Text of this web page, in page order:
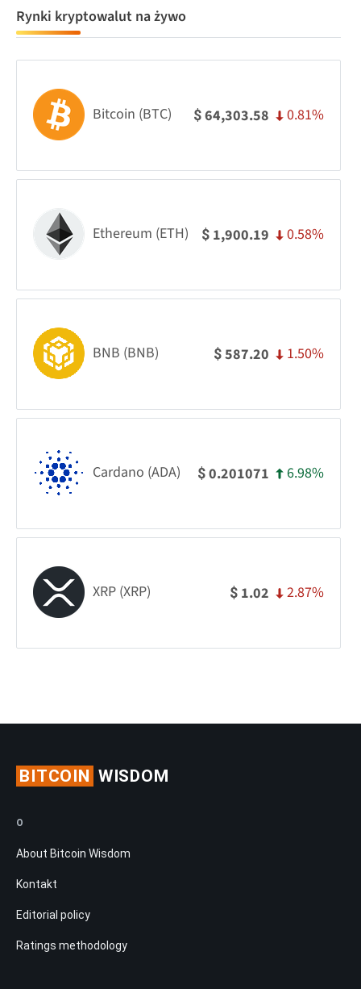
Rynki kryptowalut na żywo
Bitcoin (BTC) $64,303.58 0.81%
Ethereum (ETH) $ 1,900.19 0.58%
BNB (BNB) $587.20 1.50%
Cardano (ADA) $0.201071 6.98%
XRP (XRP) $ 1.02 2.87%
BITCOIN WISDOM
O
About Bitcoin Wisdom
Kontakt
Editorial policy
Ratings methodology